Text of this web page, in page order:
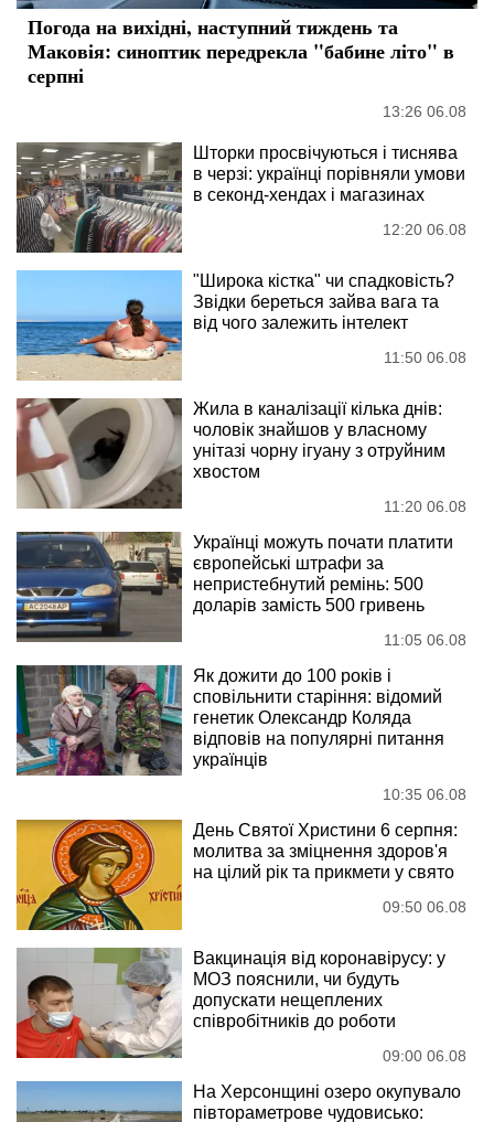
Погода на вихідні, наступний тиждень та
Маковія: синоптик передрекла "бабине літо" в
серпні
13:26 06.08
Шторки просвічуються і тиснява
в черзі: українці порівняли умови
в секонд-хендах і магазинах
12:20 06.08
"Широка кістка" чи спадковість?
Звідки береться зайва вага та
від чого залежить інтелект
11:50 06.08
Жила в каналізації кілька днів:
чоловік знайшов у власному
унітазі чорну ігуану з отруйним
хвостом
11:20 06.08
Українці можуть почати платити
європейські штрафи за
непристебнутий ремінь: 500
доларів замість 500 гривень
11:05 06.08
Як дожити до 100 років і
сповільнити старіння: відомий
генетик Олександр Коляда
відповів на популярні питання
українців
10:35 06.08
День Святої Христини 6 серпня:
молитва за зміцнення здоров'я
на цілий рік та прикмети у свято
09:50 06.08
Вакцинація від коронавірусу: у
МОЗ пояснили, чи будуть
допускати нещеплених
співробітників до роботи
09:00 06.08
На Херсонщині озеро окупувало
півтораметрове чудовисько: